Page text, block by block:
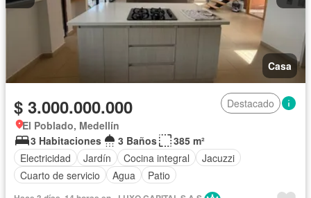
Casa
$ 3.000.000.000
Destacado
El Poblado, Medellín
3 Habitaciones
3 Baños
385 m²
Electricidad
Jardín Cocina integral
Jacuzzi
Cuarto de servicio
Agua Patio